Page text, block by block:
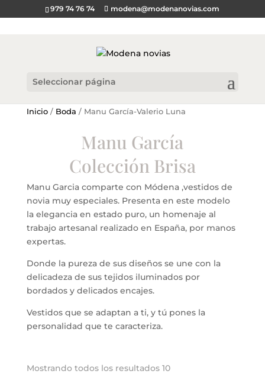
979 74 76 74 modena@modenanovias.com
Seleccionar página
Inicio/ Boda / Manu García-Valerio Luna
Manu García
Colección Brisa
Manu Garcia comparte con Módena ,vestidos de
novia muy especiales. Presenta en este modelo
la elegancia en estado puro, un homenaje al
trabajo artesanal realizado en España, por manos
expertas.
Donde la pureza de sus diseños se une con la
delicadeza de sus tejidos iluminados por
bordados y delicados encajes.
Vestidos que se adaptan a ti, y tú pones la
personalidad que te caracteriza.
Mostrando todos los resultados 10